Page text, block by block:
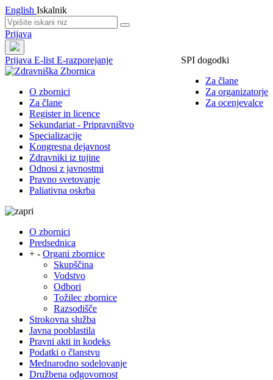
English Iskalnik
Prijava
Prijava
SPI dogodki
Za člane
Za organizatorje
Za ocenjevalce
E-list E-razporejanje
O zbornici
Za člane
Register in licence
Sekundariat - Pripravništvo
Specializacije
Kongresna dejavnost
Zdravniki iz tujine
Odnosi z javnostmi
Pravno svetovanje
Paliativna oskrba
O zbornici
Predsednica
+ - Organi zbornice
Skupščina
Vodstvo
Odbori
Tožilec zbornice
Razsodišče
Strokovna služba
Javna pooblastila
Pravni akti in kodeks
Podatki o članstvu
Mednarodno sodelovanje
Družbena odgovornost